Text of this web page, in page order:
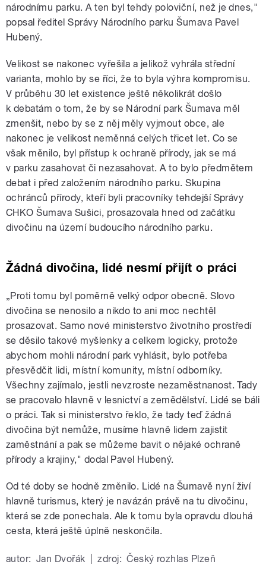
národnímu parku. A ten byl tehdy poloviční, než je dnes,"
popsal ředitel Správy Národního parku Šumava Pavel
Hubený.
Velikost se nakonec vyřešila a jelikož vyhrála střední
varianta, mohlo by se říci, že to byla výhra kompromisu.
V průběhu 30 let existence ještě několikrát došlo
k debatám o tom, že by se Národní park Šumava měl
zmenšit, nebo by se z něj měly vyjmout obce, ale
nakonec je velikost neměnná celých třicet let. Co se
však měnilo, byl přístup k ochraně přírody, jak se má
v parku zasahovat či nezasahovat. A to bylo předmětem
debat i před založením národního parku. Skupina
ochránců přírody, kteří byli pracovníky tehdejší Správy
CHKO Šumava Sušici, prosazovala hned od začátku
divočinu na území budoucího národního parku.
Žádná divočina, lidé nesmí přijít o práci
„Proti tomu byl poměrně velký odpor obecně. Slovo
divočina se nenosilo a nikdo to ani moc nechtěl
prosazovat. Samo nové ministerstvo životního prostředí
se děsilo takové myšlenky a celkem logicky, protože
abychom mohli národní park vyhlásit, bylo potřeba
přesvědčit lidi, místní komunity, místní odborníky.
Všechny zajímalo, jestli nevzroste nezaměstnanost. Tady
se pracovalo hlavně v lesnictví a zemědělství. Lidé se báli
o práci. Tak si ministerstvo řeklo, že tady teď žádná
divočina být nemůže, musíme hlavně lidem zajistit
zaměstnání a pak se můžeme bavit o nějaké ochraně
přírody a krajiny," dodal Pavel Hubený.
Od té doby se hodně změnilo. Lidé na Šumavě nyní živí
hlavně turismus, který je navázán právě na tu divočinu,
která se zde ponechala. Ale k tomu byla opravdu dlouhá
cesta, která ještě úplně neskončila.
autor: Jan Dvořák zdroj: Český rozhlas Plzeň